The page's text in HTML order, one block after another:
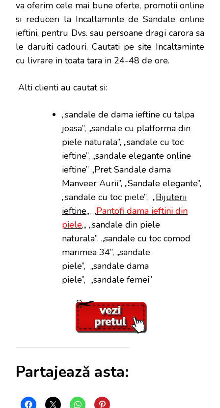
va oferim cele mai bune oferte, promotii online
si reduceri la Incaltaminte de Sandale online
ieftini, pentru Dvs. sau persoane dragi carora sa
le daruiti cadouri. Cautati pe site Incaltaminte
cu livrare in toata tara in 24-48 de ore.
Alti clienti au cautat si:
„sandale de dama ieftine cu talpa
joasa”, „sandale cu platforma din
piele naturala”, „sandale cu toc
ieftine”, „sandale elegante online
ieftine” „Pret Sandale dama
Manveer Aurii”, „Sandale elegante”,
„sandale cu toc piele”, „Bijuterii
ieftine„, „Pantofi dama ieftini din
piele„, „sandale din piele
naturala”, „sandale cu toc comod
marimea 34”, „sandale
piele”, „sandale dama
piele”, „sandale femei”
Partajează asta: